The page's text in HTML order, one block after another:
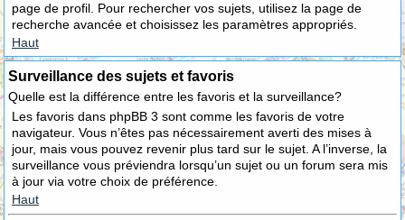
page de profil. Pour rechercher vos sujets, utilisez la page de
recherche avancée et choisissez les paramètres appropriés.
Haut
Surveillance des sujets et favoris
Quelle est la différence entre les favoris et la surveillance?
Les favoris dans phpBB 3 sont comme les favoris de votre
navigateur. Vous n’êtes pas nécessairement averti des mises à
jour, mais vous pouvez revenir plus tard sur le sujet. A l’inverse, la
surveillance vous préviendra lorsqu’un sujet ou un forum sera mis
à jour via votre choix de préférence.
Haut